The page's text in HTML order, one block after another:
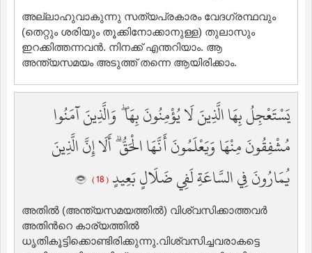
അല്ലാഹുവാകുന്നു സത്യപ്രകാരം വേദഗ്രന്ഥവും
(തെറ്റും ശരിയും തൂക്കിനോക്കാനുള്ള) തുലാസും
ഇറക്കിത്തന്നവന്‍. നിനക്ക് എന്തറിയാം. ആ
അന്ത്യസമയം അടുത്ത് തന്നെ ആയിരിക്കാം.
يَسْتَعْجِلُ بِهَا الَّذِينَ لَا يُؤْمِنُونَ بِهَا ۖ وَالَّذِينَ آمَنُوا
مُشْفِقُونَ مِنْهَا وَيَعْلَمُونَ أَنَّهَا الْحَقُّ ۗ أَلَا إِنَّ الَّذِينَ
يُمَارُونَ فِي السَّاعَةِ لَفِي ضَلَالٍ بَعِيدٍ ( 18 )
അതില്‍ (അന്ത്യസമയത്തില്‍) വിശ്വസിക്കാത്തവര്‍
അതിന്‍റെ കാര്യത്തില്‍
ധൃതികൂട്ടിക്കൊണ്ടിരിക്കുന്നു.വിശ്വസിച്ചവരാകട്ടെ